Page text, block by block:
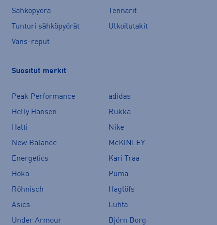
Sähköpyörä
Tennarit
Tunturi sähköpyörät
Ulkoilutakit
Vans-reput
Suositut merkit
Peak Performance
adidas
Helly Hansen
Rukka
Halti
Nike
New Balance
McKINLEY
Energetics
Kari Traa
Hoka
Puma
Röhnisch
Haglöfs
Asics
Luhta
Under Armour
Björn Borg